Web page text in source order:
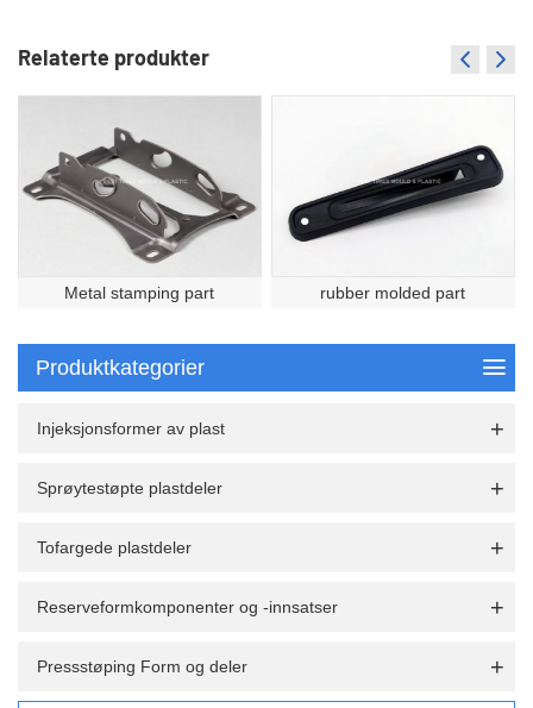
Relaterte produkter
Metal stamping part rubber molded part
Produktkategorier
Injeksjonsformer av plast
Sprøytestøpte plastdeler
Tofargede plastdeler
Reserveformkomponenter og -innsatser
Pressstøping Form og deler